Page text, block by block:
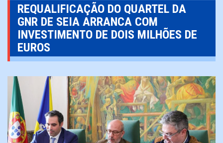
REQUALIFICAÇÃO DO QUARTEL DA
GNR DE SEIA ARRANCA COM
INVESTIMENTO DE DOIS MILHÕES DE
EUROS